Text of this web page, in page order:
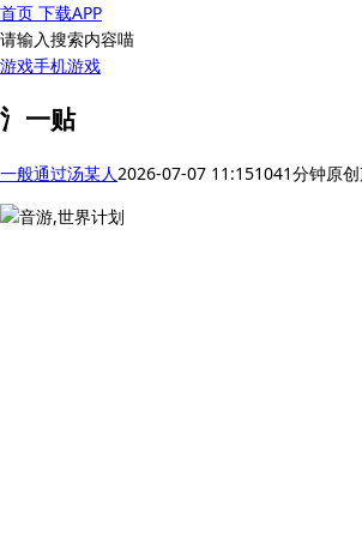
首页 下载APP
请输入搜索内容喵
游戏手机游戏
氵一贴
一般通过汤某人2026-07-07 11:151041分钟原